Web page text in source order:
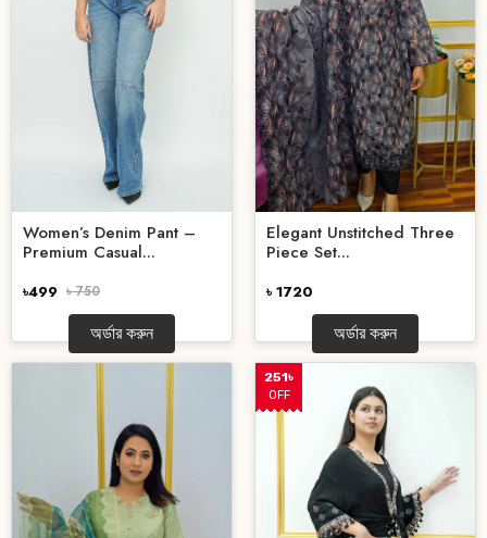
Women’s Denim Pant –
Premium Casual...
৳499 ৳ 750
অর্ডার করুন
Elegant Unstitched Three
Piece Set...
৳ 1720
অর্ডার করুন
251৳
OFF